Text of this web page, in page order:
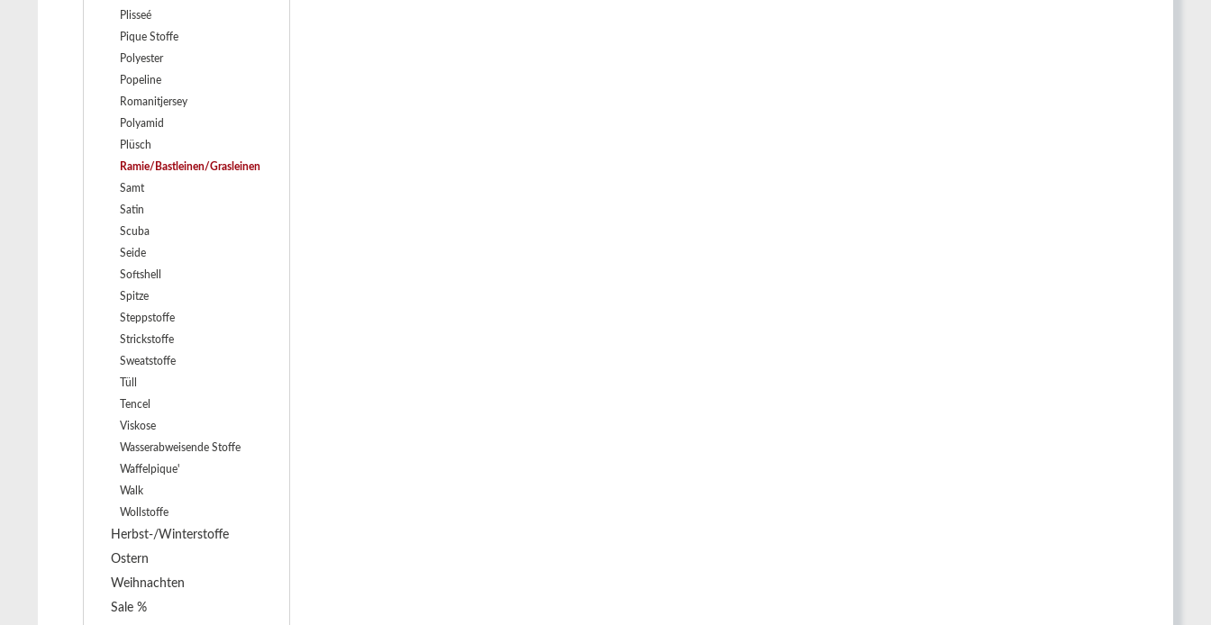
Plisseé
Pique Stoffe
Polyester
Popeline
Romanitjersey
Polyamid
Plüsch
Ramie/Bastleinen/Grasleinen
Samt
Satin
Scuba
Seide
Softshell
Spitze
Steppstoffe
Strickstoffe
Sweatstoffe
Tüll
Tencel
Viskose
Wasserabweisende Stoffe
Waffelpique'
Walk
Wollstoffe
Herbst-/Winterstoffe
Ostern
Weihnachten
Sale %